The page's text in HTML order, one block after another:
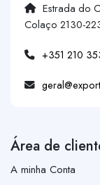
Estrada do
Colaço 2130-
+351 210
Área de
A minha Conta